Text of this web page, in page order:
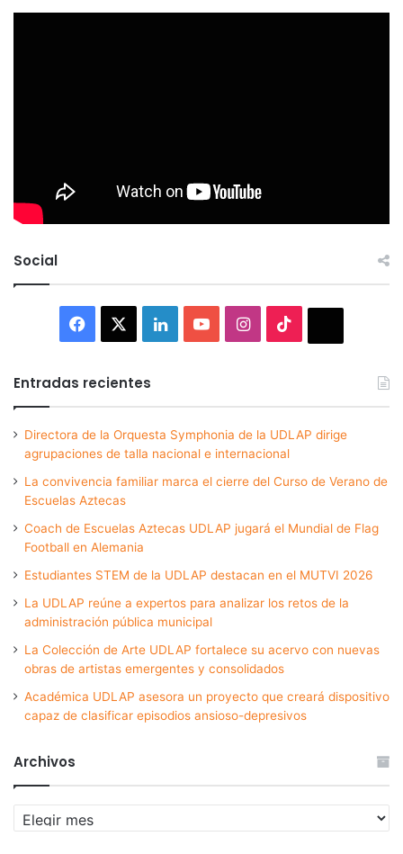
Social
Facebook LinkedInYouTubeInstagram
Entradas recientes
Directora de la Orquesta Symphonia de la UDLAP dirige
agrupaciones de talla nacional e internacional
La convivencia familiar marca el cierre del Curso de Verano de
Escuelas Aztecas
Coach de Escuelas Aztecas UDLAP jugará el Mundial de Flag
Football en Alemania
Estudiantes STEM de la UDLAP destacan en el MUTVI 2026
La UDLAP reúne a expertos para analizar los retos de la
administración pública municipal
La Colección de Arte UDLAP fortalece su acervo con nuevas
obras de artistas emergentes y consolidados
Académica UDLAP asesora un proyecto que creará dispositivo
capaz de clasificar episodios ansioso-depresivos
Archivos
Archivos